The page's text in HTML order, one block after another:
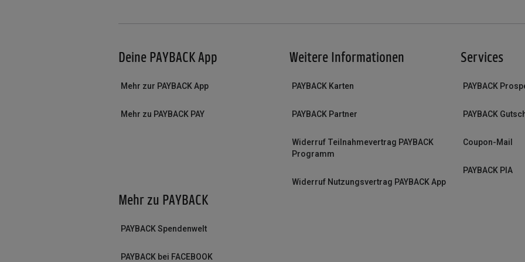
Deine PAYBACK App
Mehr zur PAYBACK App
Mehr zu PAYBACK PAY
Weitere Informationen
PAYBACK Karten
PAYBACK Partner
Widerruf Teilnahmevertrag PAYBACK
Programm
Widerruf Nutzungsvertrag PAYBACK App
Services
PAYBACK
PAYBACK
Coupon-Mail
PAYBACK PIA
Mehr zu PAYBACK
PAYBACK Spendenwelt
PAYBACK bei FACEBOOK